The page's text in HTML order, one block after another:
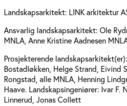
Landskapsarkitekt: LINK arkitektur
Ansvarlig landskapsarkitekt: Ole
MNLA, Anne Kristine Aadnesen
Prosjekterende landskapsarkitekt(er):
Bostadløkken, Helge Strand, Eivind
Rongstad, alle MNLA, Henning
Haave. Landskapsingeniører: Ivar F.
Linnerud, Jonas Collett